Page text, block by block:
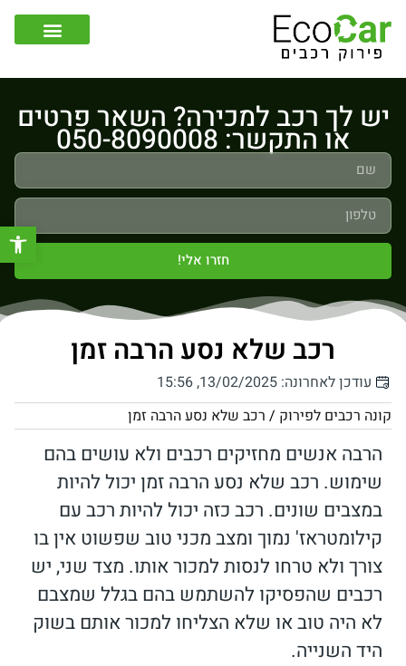
יש לך רכב למכירה? השאר פרטים
או התקשר: 050-8090008
חזרו אלי!
רכב שלא נסע הרבה זמן
עודכן לאחרונה: 13/02/2025, 15:56
קונה רכבים לפירוק / רכב שלא נסע הרבה זמן
הרבה אנשים מחזיקים רכבים ולא עושים בהם
שימוש. רכב שלא נסע הרבה זמן יכול להיות
במצבים שונים. רכב כזה יכול להיות רכב עם
קילומטראז' נמוך ומצב מכני טוב שפשוט אין בו
צורך ולא טרחו לנסות למכור אותו. מצד שני, יש
רכבים שהפסיקו להשתמש בהם בגלל שמצבם
לא היה טוב או שלא הצליחו למכור אותם בשוק
היד השנייה.
פתח